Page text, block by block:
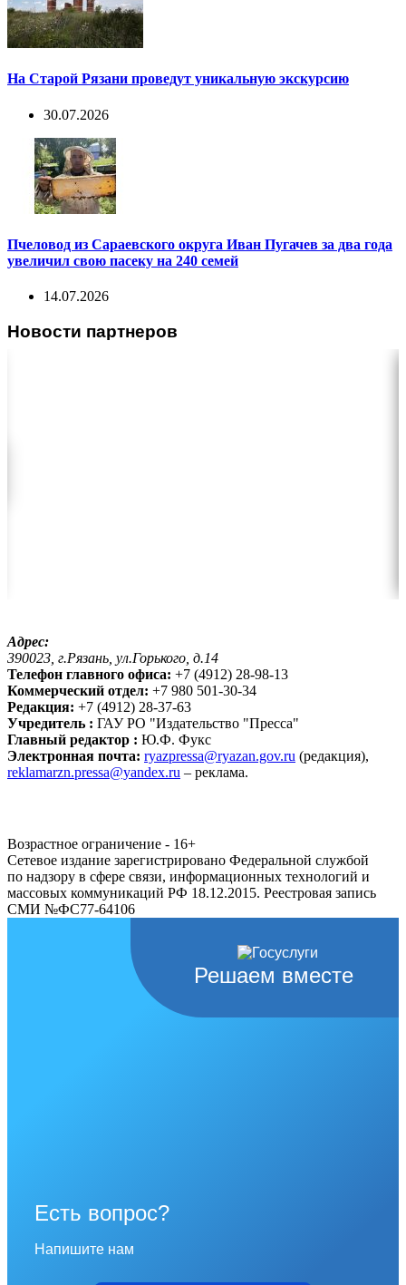
На Старой Рязани проведут уникальную экскурсию
30.07.2026
Пчеловод из Сараевского округа Иван Пугачев за два года
увеличил свою пасеку на 240 семей
14.07.2026
Новости партнеров
Адрес:
390023, г.Рязань, ул.Горького, д.14
Телефон главного офиса: +7 (4912) 28-98-13
Коммерческий отдел: +7 980 501-30-34
Редакция: +7 (4912) 28-37-63
Учредитель : ГАУ РО "Издательство "Пресса"
Главный редактор : Ю.Ф. Фукс
Электронная почта: ryazpressa@ryazan.gov.ru (редакция),
reklamarzn.pressa@yandex.ru – реклама.
Возрастное ограничение - 16+
Сетевое издание зарегистрировано Федеральной службой
по надзору в сфере связи, информационных технологий и
массовых коммуникаций РФ 18.12.2015. Реестровая запись
СМИ №ФС77-64106
Решаем вместе
Есть вопрос?
Напишите нам